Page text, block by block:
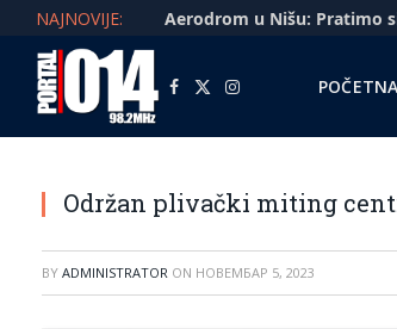
NAJNOVIJE:
Facebook
X
Instagram POČETNA
Održan plivački miting
BY ADMINISTRATOR ON НОВЕМБАР 5, 2023